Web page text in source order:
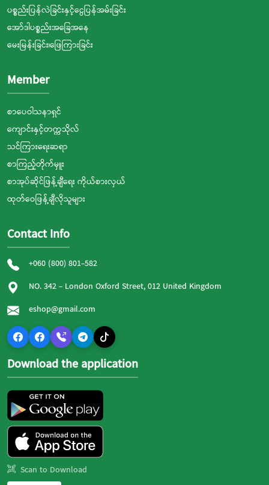
ပစ္စည်းပြန်လဲခြင်းနှင့်ငွေပြန်အမ်းခြင်း
အော်ဒါပစ္စည်းအခြေအနေ
မေးမြန်းခြင်း၊ဖြေကြားခြင်း
Member
စာပေဝါသနာရှင်
ကျောင်းနှင့်တက္ကသိုလ်
သင်ကြားရေးဆရာ
စာကြည့်တိုက်မှူး
စာအုပ်ဆိုင်ဖြန့်ချီရေး ကိုယ်စားလှယ်
ထုတ်ဝေဖြန့်ချီလိုသူများ
Contact Info
+060 (800) 801-582
NO. 342 - London Oxford Street, 012 United Kingdom
eshop@gmail.com
Download the application
Scan to Download